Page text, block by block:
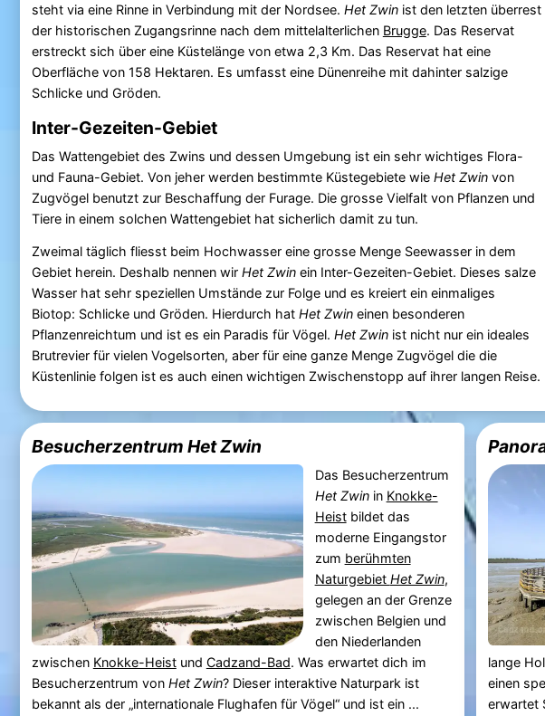
steht via eine Rinne in Verbindung mit der Nordsee. Het Zwinist den letzten überrest
der historischen Zugangsrinne nach dem mittelalterlichen Brugge. Das Reservat
erstreckt sich über eine Küstelänge von etwa 2,3 Km. Das Reservat hat eine
Oberfläche von 158 Hektaren. Es umfasst eine Dünenreihe mit dahinter salzige
Schlicke und Gröden.
Inter-Gezeiten-Gebiet
Das Wattengebiet des Zwins und dessen Umgebung ist ein sehr wichtiges Flora-
und Fauna-Gebiet. Von jeher werden bestimmte Küstegebiete wie Het Zwinvon
Zugvögel benutzt zur Beschaffung der Furage. Die grosse Vielfalt von Pflanzen und
Tiere in einem solchen Wattengebiet hat sicherlich damit zu tun.
Zweimal täglich fliesst beim Hochwasser eine grosse Menge Seewasser in dem
Gebiet herein. Deshalb nennen wir Het Zwinein Inter-Gezeiten-Gebiet. Dieses salze
Wasser hat sehr speziellen Umstände zur Folge und es kreiert ein einmaliges
Biotop: Schlicke und Gröden. Hierdurch hat Het Zwineinen besonderen
Pflanzenreichtum und ist es ein Paradis für Vögel. Het Zwinist nicht nur ein ideales
Brutrevier für vielen Vogelsorten, aber für eine ganze Menge Zugvögel die die
Küstenlinie folgen ist es auch einen wichtigen Zwischenstopp auf ihrer langen Reise.
Besucherzentrum Het Zwin
Das Besucherzentrum
Het Zwinin Knokke-
Heistbildet das
moderne Eingangstor
zum berühmten
Naturgebiet Het Zwin,
gelegen an der Grenze
zwischen Belgien und
den Niederlanden
zwischen Knokke-Heistund Cadzand-Bad. Was erwartet dich im
Besucherzentrum von Het Zwin? Dieser interaktive Naturpark ist
bekannt als der „internationale Flughafen für Vögel“ und ist ein ...
lange
einen
erwartet